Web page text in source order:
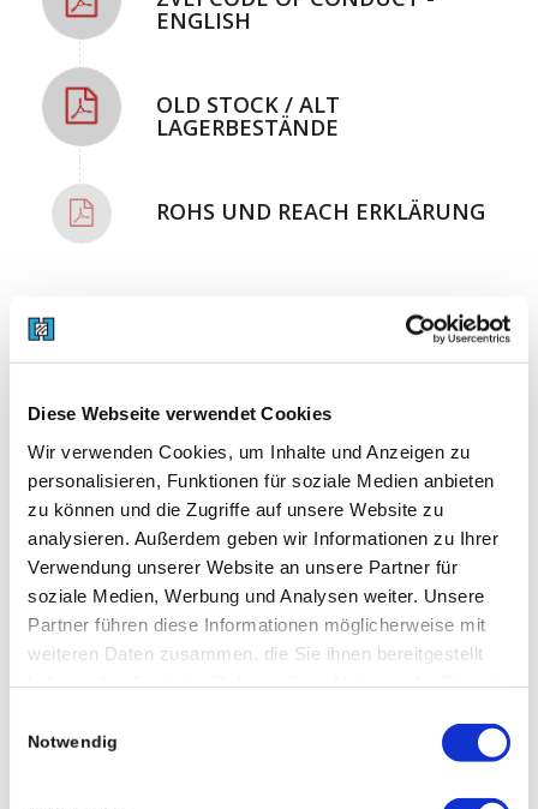
Diese Webseite verwendet Cookies
Wir verwenden Cookies, um Inhalte und Anzeigen zu
personalisieren, Funktionen für soziale Medien anbieten
zu können und die Zugriffe auf unsere Website zu
analysieren. Außerdem geben wir Informationen zu Ihrer
Verwendung unserer Website an unsere Partner für
soziale Medien, Werbung und Analysen weiter. Unsere
Partner führen diese Informationen möglicherweise mit
weiteren Daten zusammen, die Sie ihnen bereitgestellt
Notwendig
ENGLISH
OLD STOCK / ALT
LAGERBESTÄNDE
ROHS UND REACH ERKLÄRUNG
Zertifikate
QUALITÄTSMANAGMENTSYSTEM
ISO 9001:2015
UMWELTMANAGMENT ISO
14001:2015
KLIMAFIT URKUNDE 2024/2025